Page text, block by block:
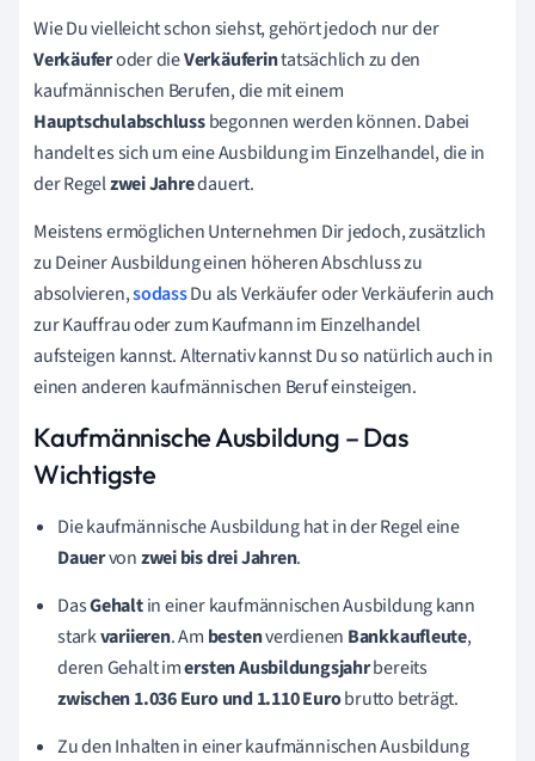
Wie Du vielleicht schon siehst, gehört jedoch nur der
Verkäuferoder dieVerkäuferintatsächlich zu den
kaufmännischen Berufen, die mit einem
Hauptschulabschlussbegonnen werden können. Dabei
handelt es sich um eine Ausbildung im Einzelhandel, die in
der RegelzweiJahredauert.
Meistens ermöglichen Unternehmen Dir jedoch, zusätzlich
zu Deiner Ausbildung einen höheren Abschluss zu
absolvieren,sodassDu als Verkäufer oder Verkäuferin auch
zur Kauffrau oder zum Kaufmann im Einzelhandel
aufsteigen kannst. Alternativ kannst Du so natürlich auch in
einen anderen kaufmännischen Beruf einsteigen.
Kaufmännische Ausbildung – Das
Wichtigste
Die kaufmännische Ausbildung hat in der Regel eine
DauervonzweibisdreiJahren.
DasGehaltin einer kaufmännischen Ausbildung kann
starkvariieren. Am bestenverdienen Bankkaufleute,
deren Gehalt imerstenAusbildungsjahrbereits
zwischen 1.036 Euro und 1.110 Eurobrutto beträgt.
Zu den Inhalten in einer kaufmännischen Ausbildung